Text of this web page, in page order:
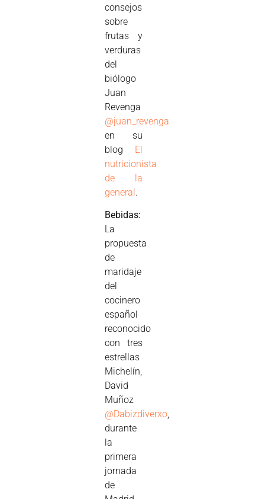
consejos
sobre
frutas y
verduras
del
biólogo
Juan
Revenga
@juan_revenga
en su
blog El
nutricionista
de la
general.
Bebidas:
La
propuesta
de
maridaje
del
cocinero
español
reconocido
con tres
estrellas
Michelín,
David
Muñoz
@Dabizdiverxo,
durante
la
primera
jornada
de